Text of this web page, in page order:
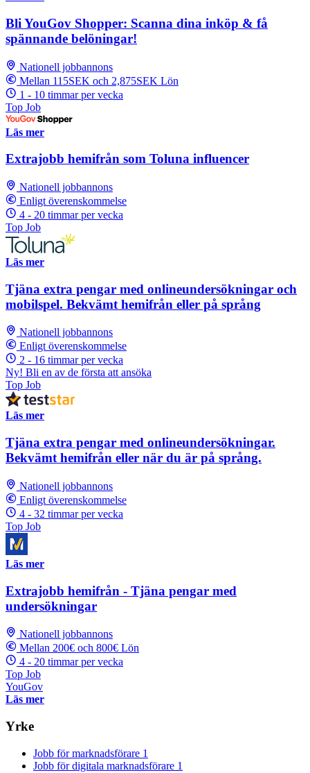
Bli YouGov Shopper: Scanna dina inköp & få
spännande belöningar!
Nationell jobbannons
Mellan 115SEK och 2,875SEK Lön
1 - 10 timmar per vecka
Top Job
Läs mer
Extrajobb hemifrån som Toluna influencer
Nationell jobbannons
Enligt överenskommelse
4 - 20 timmar per vecka
Top Job
Läs mer
Tjäna extra pengar med onlineundersökningar och
mobilspel. Bekvämt hemifrån eller på språng
Nationell jobbannons
Enligt överenskommelse
2 - 16 timmar per vecka
Ny! Bli en av de första att ansöka
Top Job
Läs mer
Tjäna extra pengar med onlineundersökningar.
Bekvämt hemifrån eller när du är på språng.
Nationell jobbannons
Enligt överenskommelse
4 - 32 timmar per vecka
Top Job
Läs mer
Extrajobb hemifrån - Tjäna pengar med
undersökningar
Nationell jobbannons
Mellan 200€ och 800€ Lön
4 - 20 timmar per vecka
Top Job
YouGov
Läs mer
Yrke
Jobb för marknadsförare 1
Jobb för digitala marknadsförare 1